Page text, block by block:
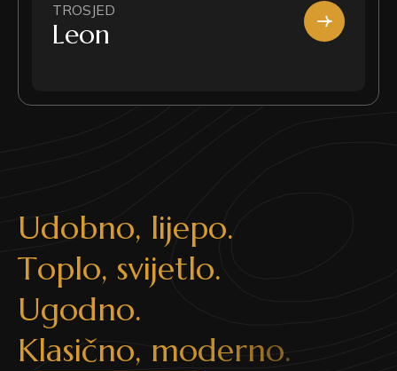
TROSJED
Leon
Udobno, lijepo.
Toplo, svijetlo.
Ugodno.
Klasično, moderno.